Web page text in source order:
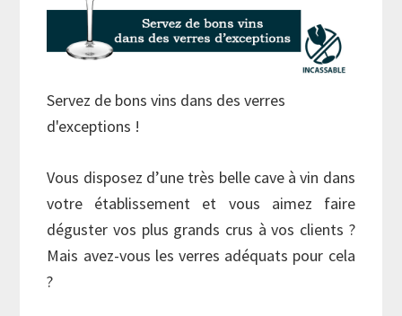
Servez de bons vins dans des verres
d'exceptions !
Vous disposez d’une très belle cave à vin dans
votre établissement et vous aimez faire
déguster vos plus grands crus à vos clients ?
Mais avez-vous les verres adéquats pour cela
?